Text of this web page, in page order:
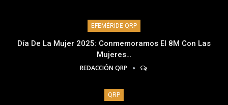
EFEMÉRIDE QRP
Día De La Mujer 2025: Conmemoramos El 8M Con Las
Mujeres…
REDACCIÓN QRP
QRP